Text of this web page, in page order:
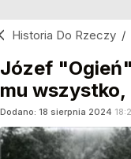
Historia Do Rzeczy /
Józef
mu
Dodano: 18 sierpnia 2024